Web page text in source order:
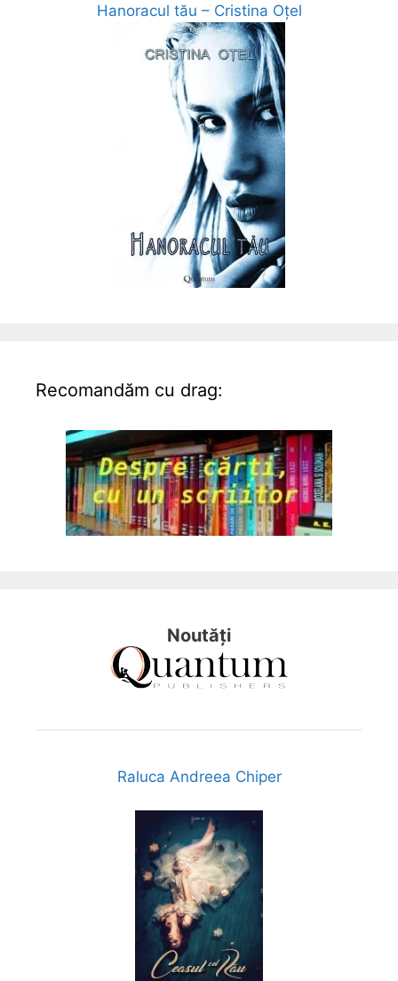
Hanoracul tău – Cristina Oțel
Recomandăm cu drag:
Noutăți
Raluca Andreea Chiper